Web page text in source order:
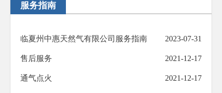
在线访谈
服务指南
临夏州中惠天然气有限公司服务指南 2023-07-31
售后服务 2021-12-17
通气点火 2021-12-17